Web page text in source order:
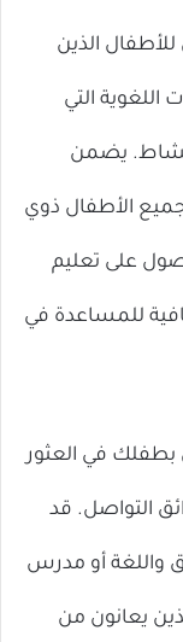
الذين
التي
يضمن
الأطفال ذوي
على تعليم
للمساعدة في
في العثور
التواصل. قد
واللغة أو مدرس
يعانون من